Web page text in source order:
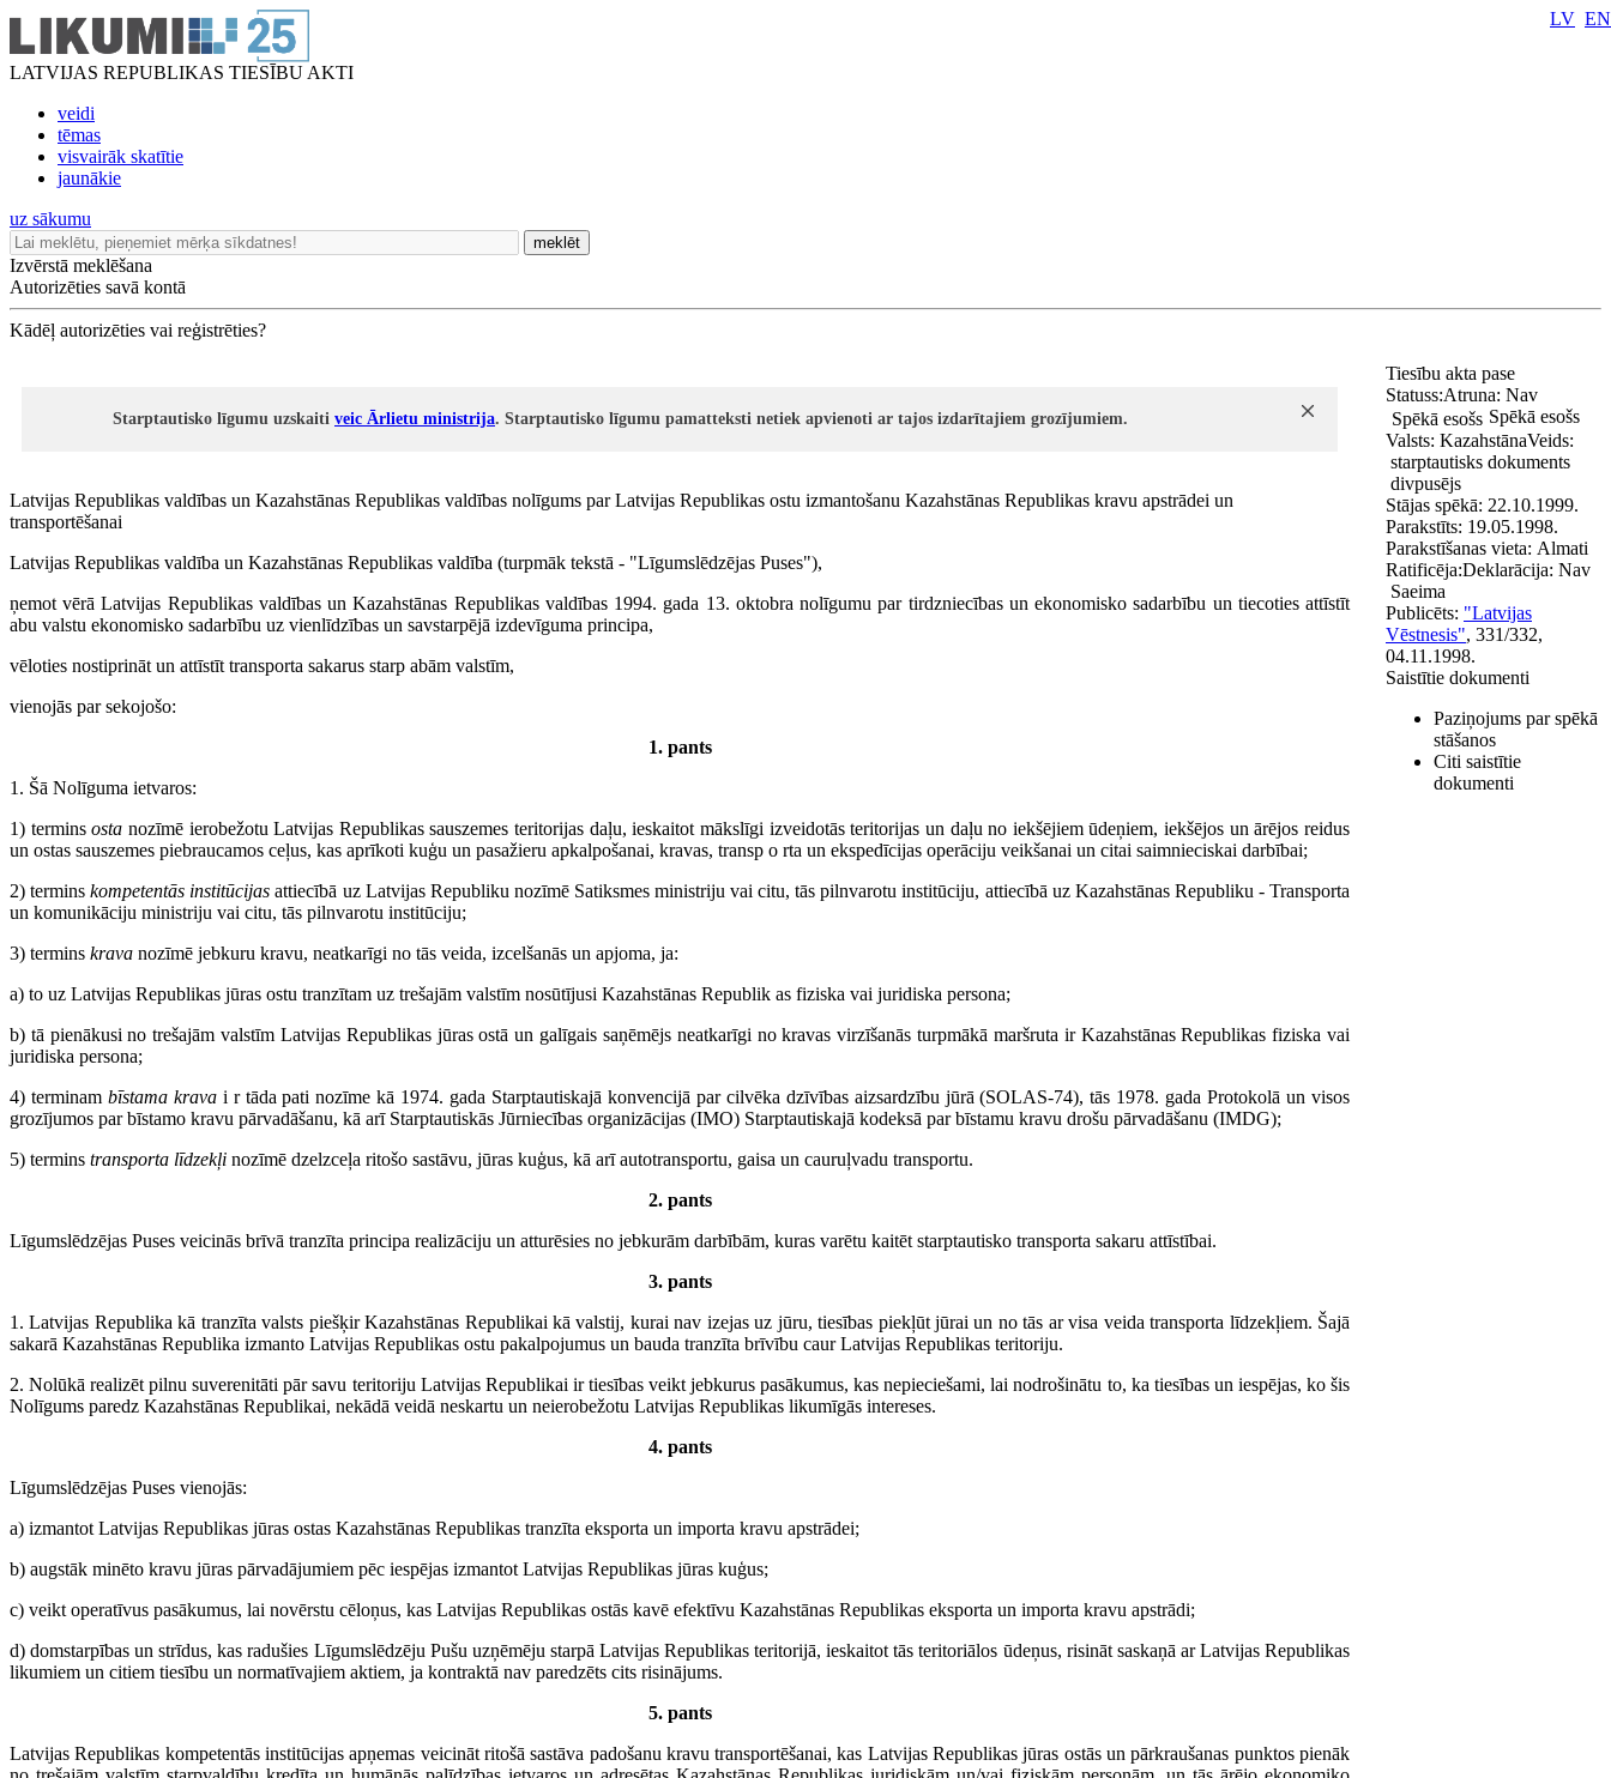
LATVIJAS REPUBLIKAS TIESĪBU AKTI
veidi
tēmas
visvairāk skatītie
jaunākie
LV EN
uz sākumu
meklēt
Izvērstā meklēšana
Autorizēties savā kontā
Kādēļ autorizēties vai reģistrēties?
Starptautisko līgumu uzskaiti veic Ārlietu ministrija. Starptautisko līgumu pamatteksti netiek apvienoti ar tajos izdarītajiem grozījumiem.
Latvijas Republikas valdības un Kazahstānas Republikas valdības nolīgums par Latvijas Republikas ostu izmantošanu Kazahstānas Republikas kravu apstrādei un
transportēšanai
Latvijas Republikas valdība un Kazahstānas Republikas valdība (turpmāk tekstā - "Līgumslēdzējas Puses"),
ņemot vērā Latvijas Republikas valdības un Kazahstānas Republikas valdības 1994. gada 13. oktobra nolīgumu par tirdzniecības un ekonomisko sadarbību un tiecoties attīstīt
abu valstu ekonomisko sadarbību uz vienlīdzības un savstarpējā izdevīguma principa,
vēloties nostiprināt un attīstīt transporta sakarus starp abām valstīm,
vienojās par sekojošo:
1. pants
1. Šā Nolīguma ietvaros:
1) terminsosta nozīmē ierobežotu Latvijas Republikas sauszemes teritorijas daļu, ieskaitot mākslīgi izveidotās teritorijas un daļu no iekšējiem ūdeņiem, iekšējos un ārējos reidus
un ostas sauszemes piebraucamos ceļus, kas aprīkoti kuģu un pasažieru apkalpošanai, kravas, transp o rta un ekspedīcijas operāciju veikšanai un citai saimnieciskai darbībai;
2) terminskompetentās institūcijas attiecībā uz Latvijas Republiku nozīmē Satiksmes ministriju vai citu, tās pilnvarotu institūciju, attiecībā uz Kazahstānas Republiku - Transporta
un komunikāciju ministriju vai citu, tās pilnvarotu institūciju;
3) termins krava nozīmē jebkuru kravu, neatkarīgi no tās veida, izcelšanās un apjoma, ja:
a) to uz Latvijas Republikas jūras ostu tranzītam uz trešajām valstīm nosūtījusi Kazahstānas Republik as fiziska vai juridiska persona;
b) tā pienākusi no trešajām valstīm Latvijas Republikas jūras ostā un galīgais saņēmējs neatkarīgi no kravas virzīšanās turpmākā maršruta ir Kazahstānas Republikas fiziska vai
juridiska persona;
4) terminam bīstama kravai r tāda pati nozīme kā 1974. gada Starptautiskajā konvencijā par cilvēka dzīvības aizsardzību jūrā (SOLAS-74), tās 1978. gada Protokolā un visos
grozījumos par bīstamo kravu pārvadāšanu, kā arī Starptautiskās Jūrniecības organizācijas (IMO) Starptautiskajā kodeksā par bīstamu kravu drošu pārvadāšanu (IMDG);
5) termins transporta līdzekļi nozīmē dzelzceļa ritošo sastāvu, jūras kuģus, kā arī autotransportu, gaisa un cauruļvadu transportu.
2. pants
Līgumslēdzējas Puses veicinās brīvā tranzīta principa realizāciju un atturēsies no jebkurām darbībām, kuras varētu kaitēt starptautisko transporta sakaru attīstībai.
3. pants
1. Latvijas Republika kā tranzīta valsts piešķir Kazahstānas Republikai kā valstij, kurai nav izejas uz jūru, tiesības piekļūt jūrai un no tās ar visa veida transporta līdzekļiem. Šajā
sakarā Kazahstānas Republika izmanto Latvijas Republikas ostu pakalpojumus un bauda tranzīta brīvību caur Latvijas Republikas teritoriju.
2. Nolūkā realizēt pilnu suverenitāti pār savu teritoriju Latvijas Republikai ir tiesības veikt jebkurus pasākumus, kas nepieciešami, lai nodrošinātu to, ka tiesības un iespējas, ko šis
Nolīgums paredz Kazahstānas Republikai, nekādā veidā neskartu un neierobežotu Latvijas Republikas likumīgās intereses.
4. pants
Līgumslēdzējas Puses vienojās:
a) izmantot Latvijas Republikas jūras ostas Kazahstānas Republikas tranzīta eksporta un importa kravu apstrādei;
b) augstāk minēto kravu jūras pārvadājumiem pēc iespējas izmantot Latvijas Republikas jūras kuģus;
c) veikt operatīvus pasākumus, lai novērstu cēloņus, kas Latvijas Republikas ostās kavē efektīvu Kazahstānas Republikas eksporta un importa kravu apstrādi;
d) domstarpības un strīdus, kas radušies Līgumslēdzēju Pušu uzņēmēju starpā Latvijas Republikas teritorijā, ieskaitot tās teritoriālos ūdeņus, risināt saskaņā ar Latvijas Republikas
likumiem un citiem tiesību un normatīvajiem aktiem, ja kontraktā nav paredzēts cits risinājums.
5. pants
Latvijas Republikas kompetentās institūcijas apņemas veicināt ritošā sastāva padošanu kravu transportēšanai, kas Latvijas Republikas jūras ostās un pārkraušanas punktos pienāk
Tiesību akta pase
Statuss:
Spēkā esošs Spēkā esošs
Valsts: KazahstānaVeids:
starptautisks dokuments
divpusējs
Stājas spēkā: 22.10.1999.
Parakstīts: 19.05.1998.
Parakstīšanas vieta: Almati
Ratificēja:
Saeima
Atruna: Nav
Deklarācija: Nav
Publicēts: "Latvijas
Vēstnesis", 331/332,
04.11.1998.
Saistītie dokumenti
Paziņojums par spēkā
stāšanos
Citi saistītie
dokumenti